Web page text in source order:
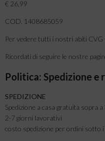
€ 26,99
COD. 1408685059
Per vedere tutti i nostri abiti CVG
Ricordati di seguire le nostre
Politica: Spedizione e
SPEDIZIONE
Spedizione a casa gratuita sopra
2-7 giorni lavorativi
costo spedizione per ordini sotto